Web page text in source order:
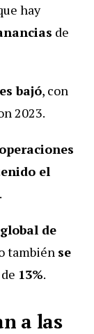
hay
de
bajó, con
2023.
operaciones
el
de
también se
13%.
a las